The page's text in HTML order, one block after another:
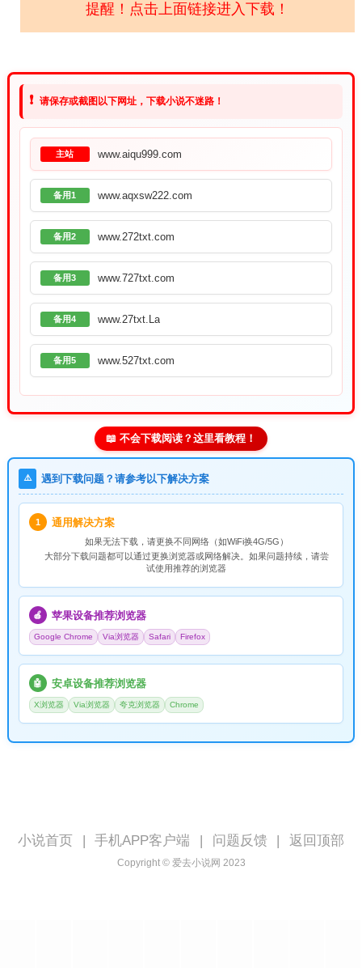
提醒！点击上面链接进入下载！
❗ 请保存或截图以下网址，下载小说不迷路！
主站 www.aiqu999.com
备用1 www.aqxsw222.com
备用2 www.272txt.com
备用3 www.727txt.com
备用4 www.27txt.La
备用5 www.527txt.com
📖 不会下载阅读？这里看教程！
⚠️ 遇到下载问题？请参考以下解决方案
1 通用解决方案
如果无法下载，请更换不同网络（如WiFi换4G/5G）
大部分下载问题都可以通过更换浏览器或网络解决。如果问题持续，请尝
试使用推荐的浏览器
🍎 苹果设备推荐浏览器
Google Chrome Via浏览器 Safari Firefox
🤖 安卓设备推荐浏览器
X浏览器 Via浏览器 夸克浏览器 Chrome
小说首页 手机APP客户端 问题反馈 返回顶部
Copyright © 爱去小说网 2023